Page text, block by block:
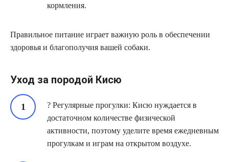
кормления.
Правильное питание играет важную роль в обеспечении
здоровья и благополучия вашей собаки.
Уход за породой Кисю
? Регулярные прогулки: Кисю нуждается в
достаточном количестве физической
активности, поэтому уделите время ежедневным
прогулкам и играм на открытом воздухе.